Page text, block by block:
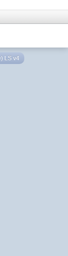
LS v4